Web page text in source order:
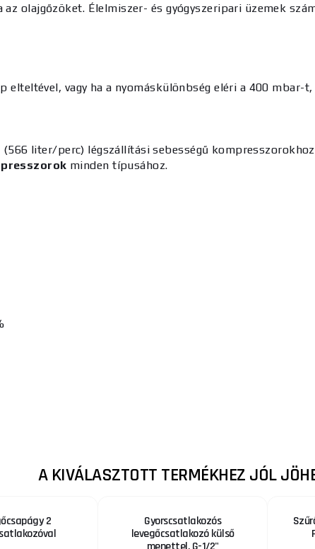
olajgőzöket. Élelmiszer- és gyógyszeripari üzemek
elteltével, vagy ha a nyomáskülönbség eléri a 400 mbar-
liter/perc) légszállítási sebességű
minden típusához.
A KIVÁLASZTOTT TERMÉKHEZ JÓL
2
Gyorscsatlakozós
levegőcsatlakozó külső